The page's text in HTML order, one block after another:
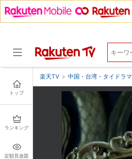
トップ
ランキング
定額見放題
楽天TV > 中国・台湾・タイドラマ